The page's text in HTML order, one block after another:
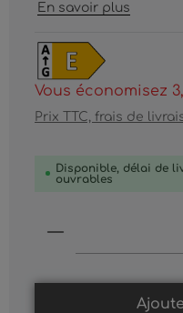
En savoir plus
Vous économisez
Prix TTC, frais de
Disponible, délai de
ouvrables
Produkt